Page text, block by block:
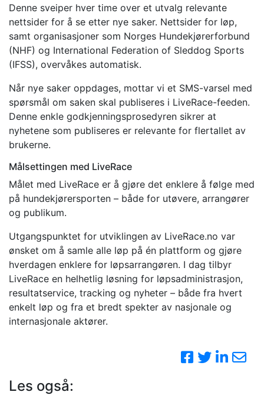
Denne sveiper hver time over et utvalg relevante
nettsider for å se etter nye saker. Nettsider for løp,
samt organisasjoner som Norges Hundekjørerforbund
(NHF) og International Federation of Sleddog Sports
(IFSS), overvåkes automatisk.
Når nye saker oppdages, mottar vi et SMS-varsel med
spørsmål om saken skal publiseres i LiveRace-feeden.
Denne enkle godkjenningsprosedyren sikrer at
nyhetene som publiseres er relevante for flertallet av
brukerne.
Målsettingen med LiveRace
Målet med LiveRace er å gjøre det enklere å følge med
på hundekjørersporten – både for utøvere, arrangører
og publikum.
Utgangspunktet for utviklingen av LiveRace.no var
ønsket om å samle alle løp på én plattform og gjøre
hverdagen enklere for løpsarrangøren. I dag tilbyr
LiveRace en helhetlig løsning for løpsadministrasjon,
resultatservice, tracking og nyheter – både fra hvert
enkelt løp og fra et bredt spekter av nasjonale og
internasjonale aktører.
Les også: